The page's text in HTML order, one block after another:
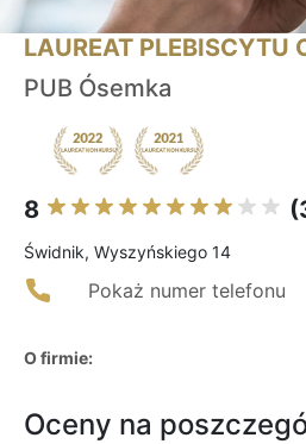
LAUREAT PLEBISCYTU
PUB Ósemka
8
Świdnik, Wyszyńskiego 14
Pokaż numer telefonu
O firmie:
Oceny na